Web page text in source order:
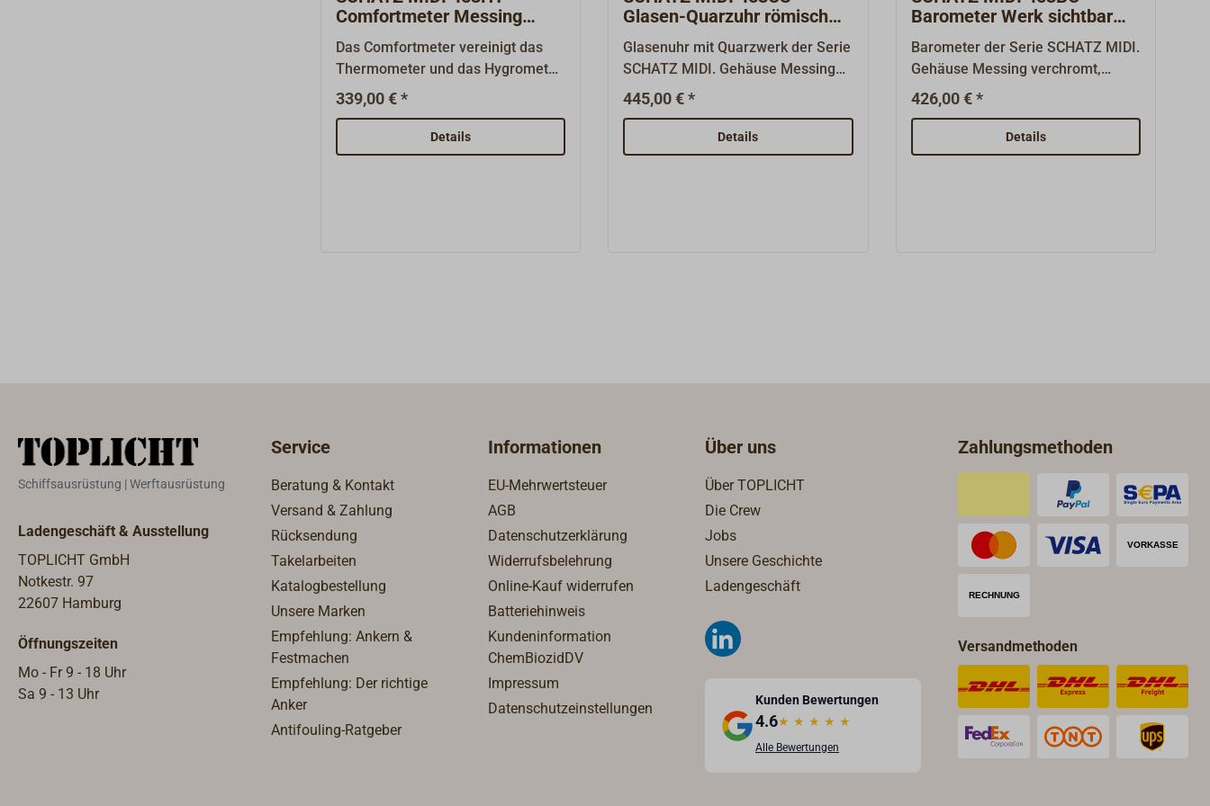
Comfortmeter Messing
verchromt
Das Comfortmeter vereinigt das
Thermometer und das Hygrometer
in einem Instrument. Gehäuse
Messing verchromt, aufklappbar
mit Knebelverschluss. Ein
Instrument aus der Serie SCHATZ
339,00 € *
Details
Glasen-Quarzuhr römisch
Messing verchromt
Glasenuhr mit Quarzwerk der Serie
SCHATZ MIDI. Gehäuse Messing
verchromt, aufklappbar mit
Knebelverschluss. Quarzuhr mit
Glasenschlag und römischen
Ziffern. "SCHATZ 1881" - dieser
Quarzuhren werden ohne Batterie
445,00 € *
Details
Barometer Werk sichtbar
Messing verchromt
Barometer der Serie SCHATZ MIDI.
Gehäuse Messing verchromt,
aufklappbar mit Knebelverschluss.
Das Barometer hat ein sichtbares
2-Dosen-Werk mit einer
Genauigkeit von +/- 2 hPa. Man
hochpräzise Technik verbinden
sich hier in Harmonie.
426,00 € *
Details
Schiffsausrüstung | Werftausrüstung
Ladengeschäft & Ausstellung
TOPLICHT GmbH
Notkestr. 97
22607 Hamburg
Öffnungszeiten
Mo - Fr 9 - 18 Uhr
Sa 9 - 13 Uhr
Service
Beratung & Kontakt
Versand & Zahlung
Rücksendung
Takelarbeiten
Katalogbestellung
Unsere Marken
Empfehlung: Ankern &
Festmachen
Empfehlung: Der richtige
Anker
Antifouling-Ratgeber
Informationen
EU-Mehrwertsteuer
AGB
Datenschutzerklärung
Widerrufsbelehrung
Online-Kauf widerrufen
Batteriehinweis
Kundeninformation
ChemBiozidDV
Impressum
Datenschutzeinstellungen
Über uns
Über TOPLICHT
Die Crew
Jobs
Unsere Geschichte
Ladengeschäft
Kunden Bewertungen
4.6★ ★ ★ ★ ★
Alle Bewertungen
Zahlungsmethoden
Versandmethoden